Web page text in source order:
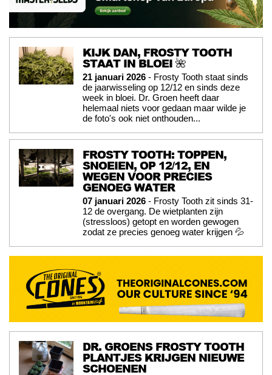
KIJK DAN, FROSTY TOOTH
STAAT IN BLOEI 🌺
21 januari 2026 - Frosty Tooth staat sinds
de jaarwisseling op 12/12 en sinds deze
week in bloei. Dr. Groen heeft daar
helemaal niets voor gedaan maar wilde je
de foto's ook niet onthouden...
FROSTY TOOTH: TOPPEN,
SNOEIEN, OP 12/12, EN
WEGEN VOOR PRECIES
GENOEG WATER
07 januari 2026 - Frosty Tooth zit sinds 31-
12 de overgang. De wietplanten zijn
(stressloos) getopt en worden gewogen
zodat ze precies genoeg water krijgen 💦
DR. GROENS FROSTY TOOTH
PLANTJES KRIJGEN NIEUWE
SCHOENEN